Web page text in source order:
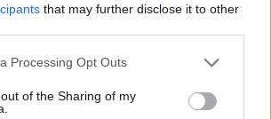
that may further disclose it to other
website/app uses one or more Google
visit or usage behaviour. You may click to
to Google and its third-party tags to
Processing Opt Outs
of the Sharing of my